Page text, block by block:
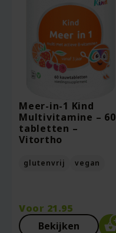
Meer-in-1 Kind
Multivitamine – 60
tabletten –
Vitortho
glutenvrij vegan
Voor 21.95
Bekijken